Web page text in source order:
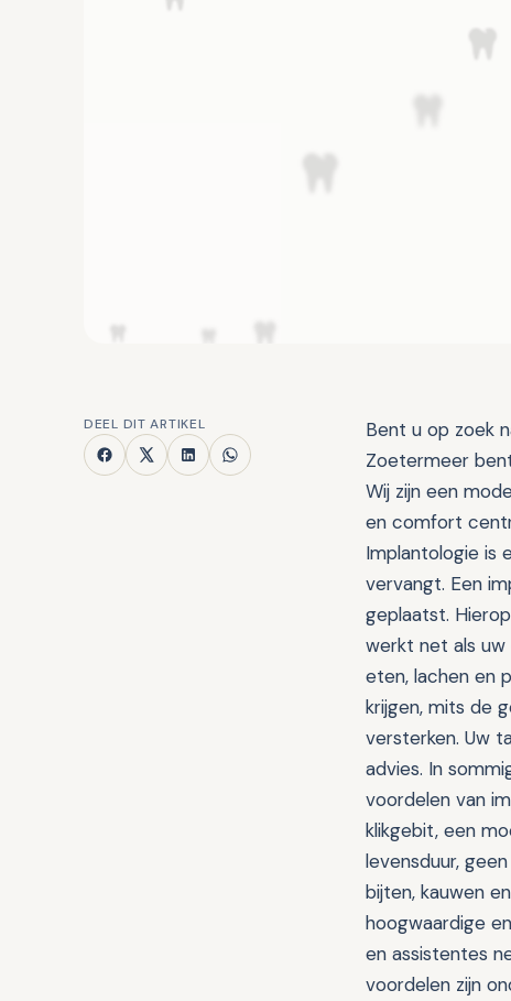
DEEL DIT ARTIKEL
Bent u op zoek
Zoetermeer
Wij zijn een
en comfort
Implantologie is
vervangt. Een
geplaatst.
werkt net als uw
eten, lachen en
krijgen, mits de
versterken. Uw
advies. In
voordelen van
klikgebit, een
levensduur,
bijten, kauwen
hoogwaardige
en assistentes
voordelen zijn